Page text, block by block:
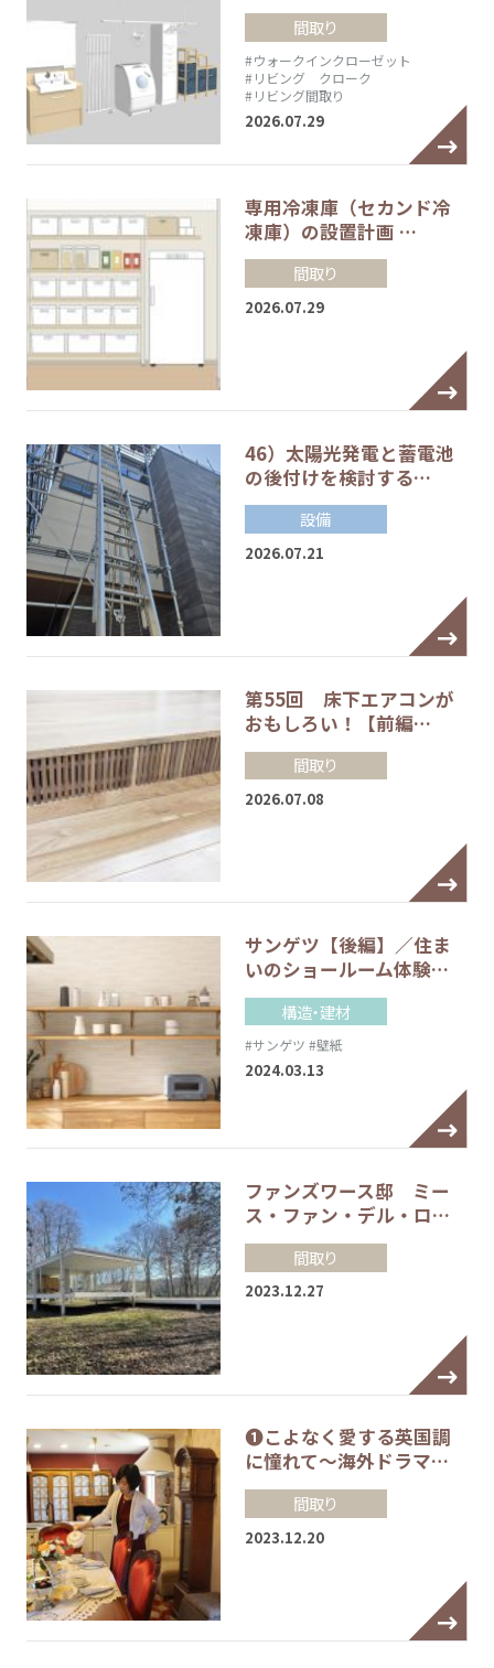
間取り
#ウォークインクローゼット
#リビング クローク
#リビング間取り
2026.07.29
専用冷凍庫（セカンド冷
凍庫）の設置計画 …
間取り
2026.07.29
46）太陽光発電と蓄電池
の後付けを検討する…
設備
2026.07.21
第55回 床下エアコンが
おもしろい！【前編…
間取り
2026.07.08
サンゲツ【後編】／住ま
いのショールーム体験…
構造・建材
#サンゲツ #壁紙
2024.03.13
ファンズワース邸 ミー
ス・ファン・デル・ロ…
間取り
2023.12.27
❶こよなく愛する英国調
に憧れて～海外ドラマ…
間取り
2023.12.20